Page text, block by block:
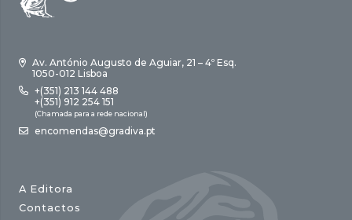
Av. António Augusto de Aguiar, 21 – 4º Esq.
1050-012 Lisboa
+(351) 213 144 488
+(351) 912 254 151
(Chamada para a rede nacional)
encomendas@gradiva.pt
A Editora
Contactos